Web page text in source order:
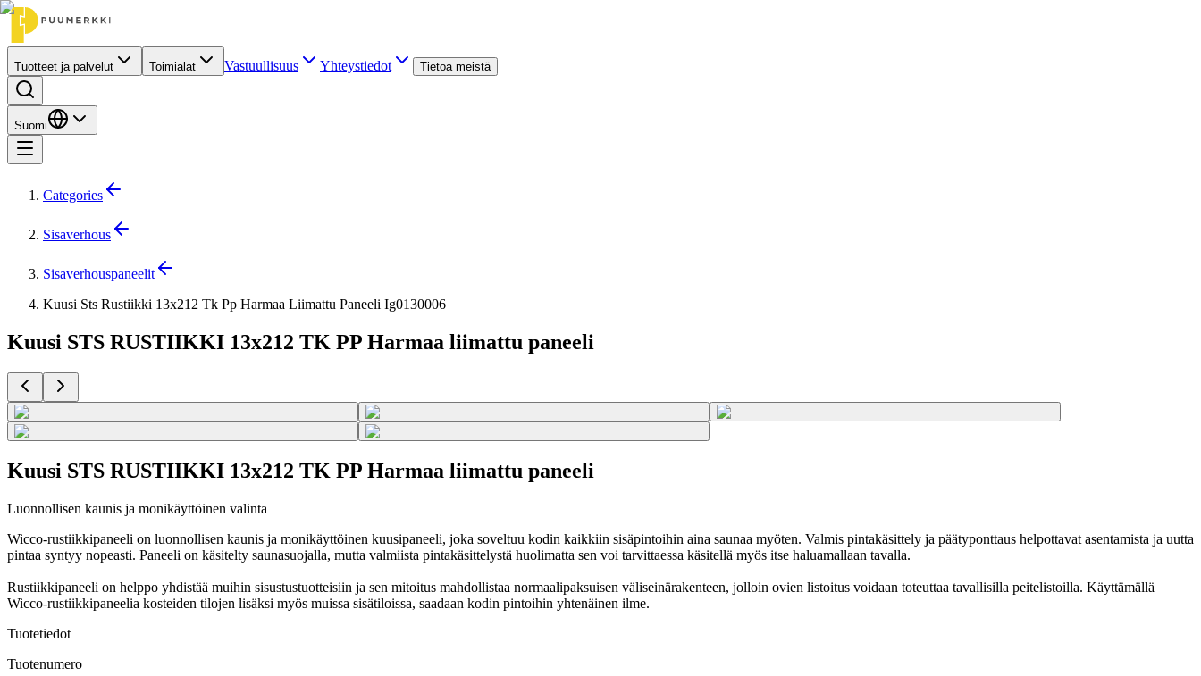
Tuotteet ja palvelut Toimialat Vastuullisuus Yhteystiedot Tietoa meistä
Suomi
Categories
Sisaverhous
Sisaverhouspaneelit
Kuusi Sts Rustiikki 13x212 Tk Pp Harmaa Liimattu Paneeli Ig0130006
Kuusi STS RUSTIIKKI 13x212 TK PP Harmaa liimattu paneeli
Kuusi STS RUSTIIKKI 13x212 TK PP Harmaa liimattu paneeli
Luonnollisen kaunis ja monikäyttöinen valinta
Wicco-rustiikkipaneeli on luonnollisen kaunis ja monikäyttöinen kuusipaneeli, joka soveltuu kodin kaikkiin sisäpintoihin aina saunaa myöten. Valmis pintakäsittely ja päätyponttaus helpottavat asentamista ja uutta
pintaa syntyy nopeasti. Paneeli on käsitelty saunasuojalla, mutta valmiista pintakäsittelystä huolimatta sen voi tarvittaessa käsitellä myös itse haluamallaan tavalla.
Rustiikkipaneeli on helppo yhdistää muihin sisustustuotteisiin ja sen mitoitus mahdollistaa normaalipaksuisen väliseinärakenteen, jolloin ovien listoitus voidaan toteuttaa tavallisilla peitelistoilla. Käyttämällä
Wicco-rustiikkipaneelia kosteiden tilojen lisäksi myös muissa sisätiloissa, saadaan kodin pintoihin yhtenäinen ilme.
Tuotetiedot
Tuotenumero